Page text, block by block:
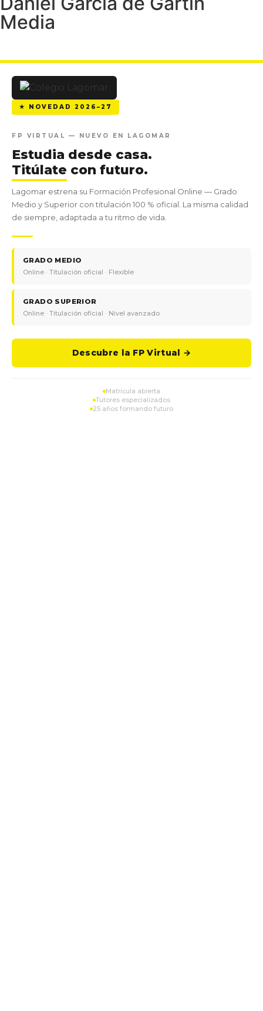
Media
★ NOVEDAD 2026–27
FP VIRTUAL — NUEVO EN LAGOMAR
Estudia desde casa.
Titúlate con futuro.
Lagomar estrena su Formación Profesional Online — Grado
Medio y Superior con titulación 100 % oficial. La misma calidad
de siempre, adaptada a tu ritmo de vida.
GRADO MEDIO
Online · Titulación oficial · Flexible
GRADO SUPERIOR
Online · Titulación oficial · Nivel avanzado
Descubre la FP Virtual →
Matrícula abierta
Tutores especializados
25 años formando futuro